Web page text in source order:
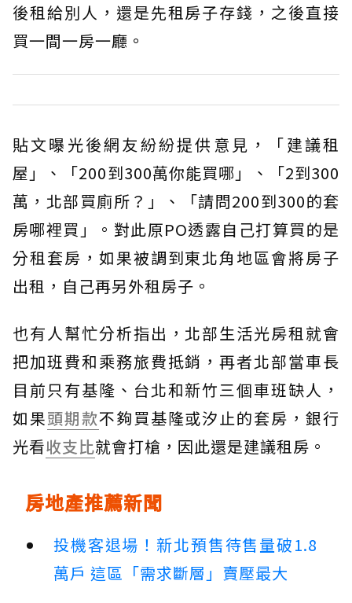
後租給別人，還是先租房子存錢，之後直接
買一間一房一廳。
貼文曝光後網友紛紛提供意見，「建議租
屋」、「200到300萬你能買哪」、「2到300
萬，北部買廁所？」、「請問200到300的套
房哪裡買」。對此原PO透露自己打算買的是
分租套房，如果被調到東北角地區會將房子
出租，自己再另外租房子。
也有人幫忙分析指出，北部生活光房租就會
把加班費和乘務旅費抵銷，再者北部當車長
目前只有基隆、台北和新竹三個車班缺人，
如果頭期款不夠買基隆或汐止的套房，銀行
光看收支比就會打槍，因此還是建議租房。
房地產推薦新聞
投機客退場！新北預售待售量破1.8
萬戶 這區「需求斷層」賣壓最大